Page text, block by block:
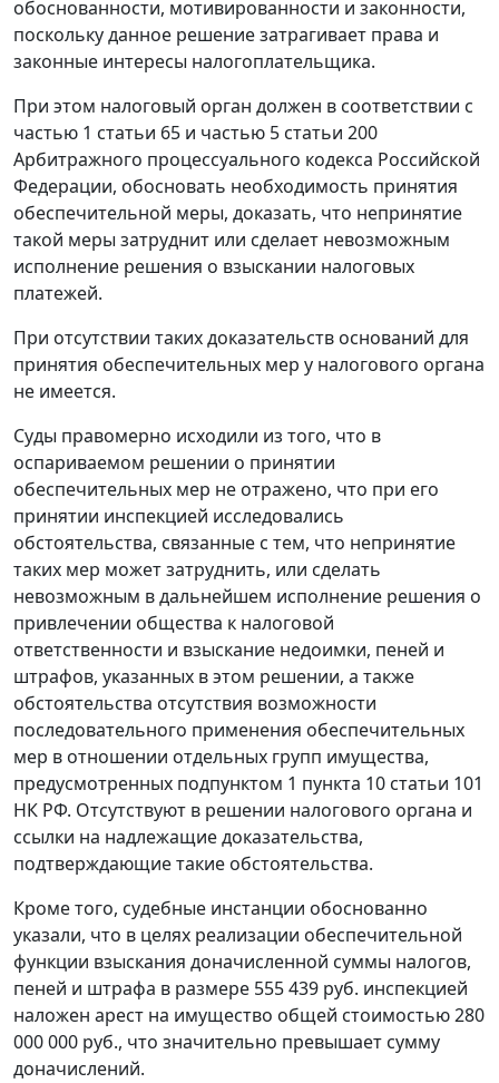
обоснованности, мотивированности и законности,
поскольку данное решение затрагивает права и
законные интересы налогоплательщика.
При этом налоговый орган должен в соответствии с
частью 1 статьи 65 и частью 5 статьи 200
Арбитражного процессуального кодекса Российской
Федерации, обосновать необходимость принятия
обеспечительной меры, доказать, что непринятие
такой меры затруднит или сделает невозможным
исполнение решения о взыскании налоговых
платежей.
При отсутствии таких доказательств оснований для
принятия обеспечительных мер у налогового органа
не имеется.
Суды правомерно исходили из того, что в
оспариваемом решении о принятии
обеспечительных мер не отражено, что при его
принятии инспекцией исследовались
обстоятельства, связанные с тем, что непринятие
таких мер может затруднить, или сделать
невозможным в дальнейшем исполнение решения о
привлечении общества к налоговой
ответственности и взыскание недоимки, пеней и
штрафов, указанных в этом решении, а также
обстоятельства отсутствия возможности
последовательного применения обеспечительных
мер в отношении отдельных групп имущества,
предусмотренных подпунктом 1 пункта 10 статьи 101
НК РФ. Отсутствуют в решении налогового органа и
ссылки на надлежащие доказательства,
подтверждающие такие обстоятельства.
Кроме того, судебные инстанции обоснованно
указали, что в целях реализации обеспечительной
функции взыскания доначисленной суммы налогов,
пеней и штрафа в размере 555 439 руб. инспекцией
наложен арест на имущество общей стоимостью 280
000 000 руб., что значительно превышает сумму
доначислений.